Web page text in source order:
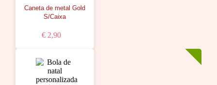
Caneta de metal Gold
S/Caixa
€ 2,90